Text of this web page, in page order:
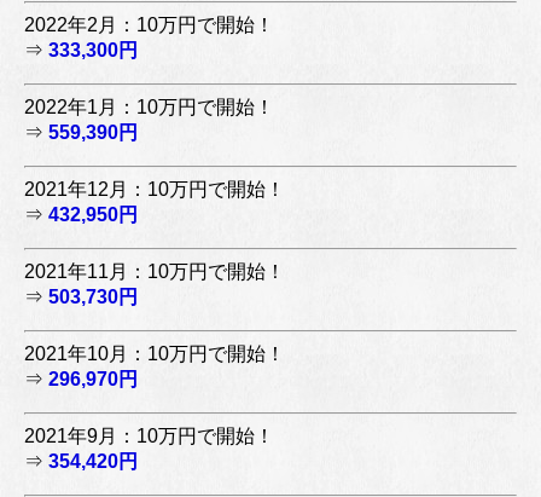
2022年2月：10万円で開始！
⇒ 333,300円
2022年1月：10万円で開始！
⇒ 559,390円
2021年12月：10万円で開始！
⇒ 432,950円
2021年11月：10万円で開始！
⇒ 503,730円
2021年10月：10万円で開始！
⇒ 296,970円
2021年9月：10万円で開始！
⇒ 354,420円